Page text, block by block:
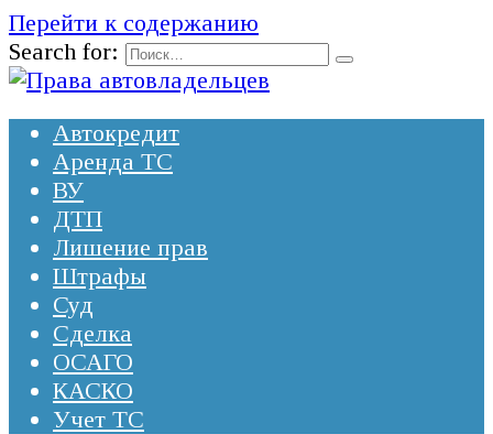
Перейти к содержанию
Search for:
Автокредит
Аренда ТС
ВУ
ДТП
Лишение прав
Штрафы
Суд
Сделка
ОСАГО
КАСКО
Учет ТС